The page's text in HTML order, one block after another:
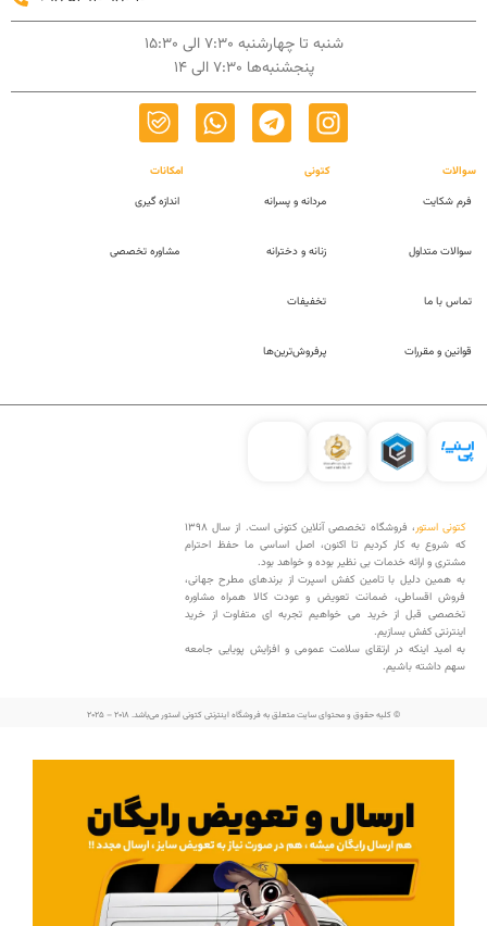
شنبه تا چهارشنبه 7:30 الی 15:30
پنجشنبه‌ها 7:30 الی 14
سوالات
فرم شکایت
سوالات متداول
تماس با ما
قوانین و مقررات
کتونی
مردانه و پسرانه
زنانه و دخترانه
تخفیفات
پرفروش‌ترین‌ها
امکانات
اندازه گیری
مشاوره تخصصی
کتونی استور
، فروشگاه تخصصی آنلاین کتونی است. از سال 1398
که شروع به کار کردیم تا اکنون، اصل اساسی ما حفظ احترام
مشتری و ارائه خدمات بی نظیر بوده و خواهد بود.
به همین دلیل با تامین کفش اسپرت از برندهای مطرح جهانی،
فروش اقساطی، ضمانت تعویض و عودت کالا همراه مشاوره
تخصصی قبل از خرید می خواهیم تجربه ای متفاوت از خرید
اینترنتی کفش بسازیم.
به امید اینکه در ارتقای سلامت عمومی و افزایش پویایی جامعه
سهم داشته باشیم.
© کلیه حقوق و محتوای سایت متعلق به فروشگاه اینترنتی کتونی استور می‌باشد. 2018 – 2025